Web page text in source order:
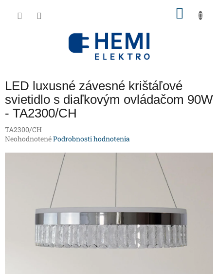
LED luxusné závesné krištáľové
svietidlo s diaľkovým ovládačom 90W
- TA2300/CH
TA2300/CH
Priemerné
NeohodnotenéPodrobnosti hodnotenia